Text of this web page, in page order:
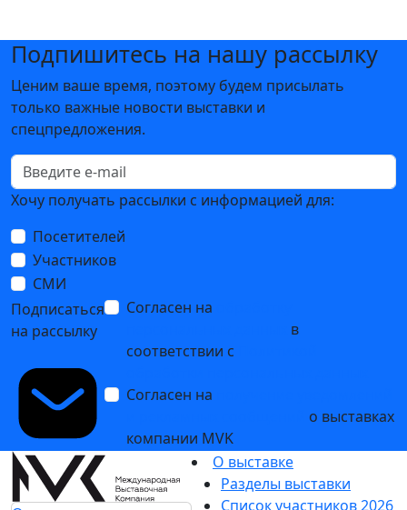
Подпишитесь на нашу рассылку
Ценим ваше время, поэтому будем присылать
только важные новости выставки и
спецпредложения.
Хочу получать рассылки с информацией для:
Посетителей
Участников
СМИ
Подписаться
на рассылку
Согласен на
в
соответствии с
Согласен на
о выставках
компании MVK
О выставке
Разделы выставки
Список участников 2026